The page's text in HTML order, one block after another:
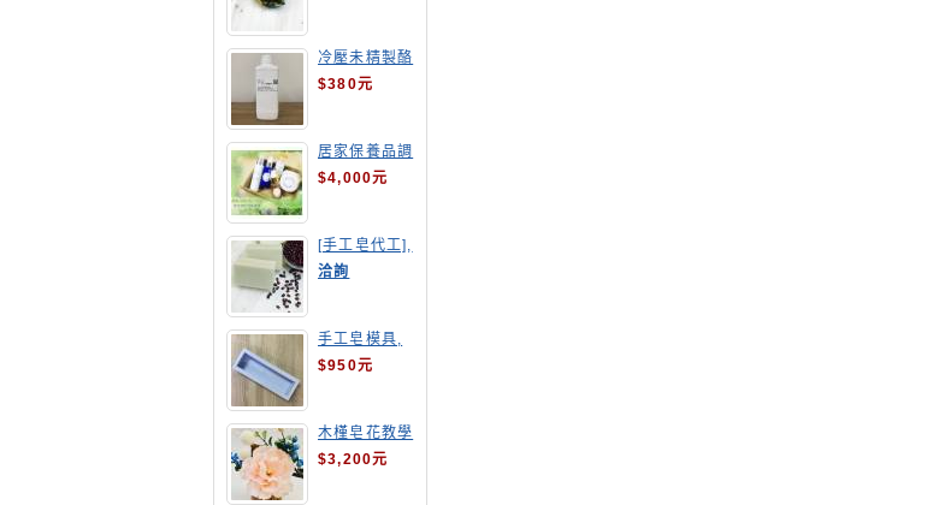
冷壓未精製酪
梨油
$380元
居家保養品調
配班
$4,000元
[手工皂代工],
酒粕皂
洽詢
手工皂模具,
長方形吐司模
$950元
木槿皂花教學
$3,200元